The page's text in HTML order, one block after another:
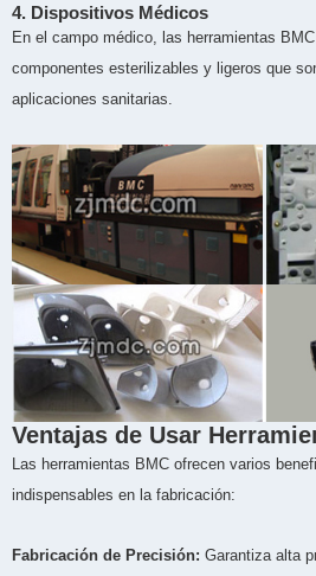
4. Dispositivos Médicos
En el campo médico, las herramientas
componentes esterilizables y ligeros que
aplicaciones sanitarias.
Ventajas de Usar
Las herramientas BMC ofrecen varios
indispensables en la fabricación:
Fabricación de Precisión: Garantiza alta